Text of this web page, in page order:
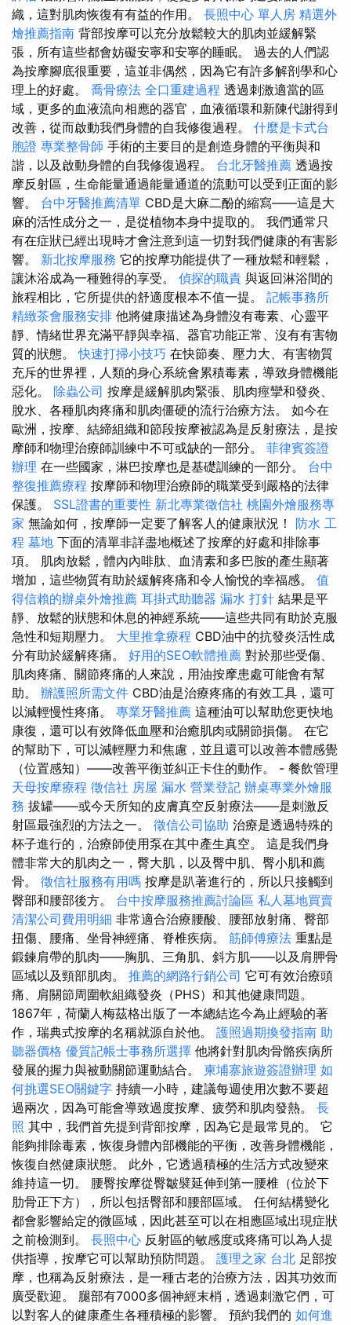
織，這對肌肉恢復有有益的作用。 長照中心 單人房 精選外
燴推薦指南 背部按摩可以充分放鬆較大的肌肉並緩解緊
張，所有這些都會妨礙安寧和安寧的睡眠。 過去的人們認
為按摩腳底很重要，這並非偶然，因為它有許多解剖學和心
理上的好處。 喬骨療法 全口重建過程 透過刺激適當的區
域，更多的血液流向相應的器官，血液循環和新陳代謝得到
改善，從而啟動我們身體的自我修復過程。 什麼是卡式台
胞證 專業整骨師 手術的主要目的是創造身體的平衡與和
諧，以及啟動身體的自我修復過程。 台北牙醫推薦 透過按
摩反射區，生命能量通過能量通道的流動可以受到正面的影
響。 台中牙醫推薦清單 CBD是大麻二酚的縮寫——這是大
麻的活性成分之一，是從植物本身中提取的。 我們通常只
有在症狀已經出現時才會注意到這一切對我們健康的有害影
響。 新北按摩服務 它的按摩功能提供了一種放鬆和輕鬆，
讓沐浴成為一種難得的享受。 偵探的職責 與返回淋浴間的
旅程相比，它所提供的舒適度根本不值一提。 記帳事務所
精緻茶會服務安排 他將健康描述為身體沒有毒素、心靈平
靜、情緒世界充滿平靜與幸福、器官功能正常、沒有有害物
質的狀態。快速打掃小技巧 在快節奏、壓力大、有害物質
充斥的世界裡，人類的身心系統會累積毒素，導致身體機能
惡化。 除蟲公司 按摩是緩解肌肉緊張、肌肉痙攣和發炎、
脫水、各種肌肉疼痛和肌肉僵硬的流行治療方法。 如今在
歐洲，按摩、結締組織和節段按摩被認為是反射療法，是按
摩師和物理治療師訓練中不可或缺的一部分。 菲律賓簽證
辦理 在一些國家，淋巴按摩也是基礎訓練的一部分。 台中
整復推薦療程 按摩師和物理治療師的職業受到嚴格的法律
保護。 SSL證書的重要性 新北專業徵信社 桃園外燴服務專
家 無論如何，按摩師一定要了解客人的健康狀況！ 防水 工
程 墓地 下面的清單非詳盡地概述了按摩的好處和排除事
項。 肌肉放鬆，體內內啡肽、血清素和多巴胺的產生顯著
增加，這些物質有助於緩解疼痛和令人愉悅的幸福感。 值
得信賴的辦桌外燴推薦 耳掛式助聽器 漏水 打針 結果是平
靜、放鬆的狀態和休息的神經系統——這些共同有助於克服
急性和短期壓力。 大里推拿療程 CBD油中的抗發炎活性成
分有助於緩解疼痛。 好用的SEO軟體推薦 對於那些受傷、
肌肉疼痛、關節疼痛的人來說，用油按摩患處可能會有幫
助。 辦護照所需文件 CBD油是治療疼痛的有效工具，還可
以減輕慢性疼痛。 專業牙醫推薦 這種油可以幫助您更快地
康復，還可以有效降低血壓和治癒肌肉或關節損傷。 在它
的幫助下，可以減輕壓力和焦慮，並且還可以改善本體感覺
（位置感知）——改善平衡並糾正卡住的動作。 - 餐飲管理
天母按摩療程 徵信社 房屋 漏水 營業登記 辦桌專業外燴服
務 拔罐——或今天所知的皮膚真空反射療法——是刺激反
射區最強烈的方法之一。 徵信公司協助 治療是透過特殊的
杯子進行的，治療師使用泵在其中產生真空。 這是我們身
體非常大的肌肉之一，臀大肌，以及臀中肌、臀小肌和薦
骨。 徵信社服務有用嗎 按摩是趴著進行的，所以只接觸到
臀部和腰部後方。 台中按摩服務推薦討論區 私人墓地買賣
清潔公司費用明細 非常適合治療腰酸、腰部放射痛、臀部
扭傷、腰痛、坐骨神經痛、脊椎疾病。 筋師傅療法 重點是
鍛鍊肩帶的肌肉——胸肌、三角肌、斜方肌——以及肩胛骨
區域以及頸部肌肉。 推薦的網路行銷公司 它可有效治療頭
痛、肩關節周圍軟組織發炎（PHS）和其他健康問題。
1867年，荷蘭人梅茲格出版了一本總結迄今為止經驗的著
作，瑞典式按摩的名稱就源自於他。 護照過期換發指南 助
聽器價格 優質記帳士事務所選擇 他將針對肌肉骨骼疾病所
發展的握力與被動關節運動結合。 柬埔寨旅遊簽證辦理 如
何挑選SEO關鍵字 持續一小時，建議每週使用次數不要超
過兩次，因為可能會導致過度按摩、疲勞和肌肉發熱。 長
照 其中，我們首先提到背部按摩，因為它是最常見的。 它
能夠排除毒素，恢復身體內部機能的平衡，改善身體機能，
恢復自然健康狀態。 此外，它透過積極的生活方式改變來
維持這一切。 腰臀按摩從臀皺襞延伸到第一腰椎（位於下
肋骨正下方），所以包括臀部和腰部區域。 任何結構變化
都會影響給定的微區域，因此甚至可以在相應區域出現症狀
之前檢測到。 長照中心 反射區的敏感度或疼痛可以為人提
供指導，按摩它可以幫助預防問題。 護理之家 台北 足部按
摩，也稱為反射療法，是一種古老的治療方法，因其功效而
廣受歡迎。 腿部有7000多個神經末梢，透過刺激它們，可
以對客人的健康產生各種積極的影響。 預約我們的 如何進